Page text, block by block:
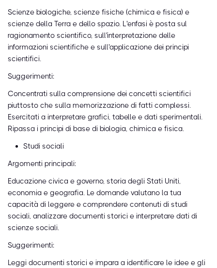
Scienze biologiche, scienze fisiche (chimica e fisica) e
scienze della Terra e dello spazio. L'enfasi è posta sul
ragionamento scientifico, sull'interpretazione delle
informazioni scientifiche e sull'applicazione dei principi
scientifici.
Suggerimenti:
Concentrati sulla comprensione dei concetti scientifici
piuttosto che sulla memorizzazione di fatti complessi.
Esercitati a interpretare grafici, tabelle e dati sperimentali.
Ripassa i principi di base di biologia, chimica e fisica.
Studi sociali
Argomenti principali:
Educazione civica e governo, storia degli Stati Uniti,
economia e geografia. Le domande valutano la tua
capacità di leggere e comprendere contenuti di studi
sociali, analizzare documenti storici e interpretare dati di
scienze sociali.
Suggerimenti:
Leggi documenti storici e impara a identificare le idee e gli